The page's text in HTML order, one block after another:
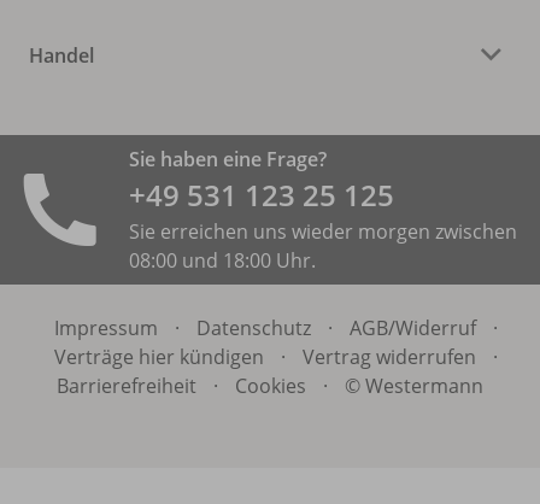
Handel
Sie haben eine Frage?
+49 531 ­123 25 125
Sie erreichen uns wieder morgen zwischen
08:00 und 18:00 Uhr.
Impressum · Datenschutz · AGB/Widerruf
·
Verträge hier kündigen
· Vertrag widerrufen
·
Barrierefreiheit
· Cookies · © Westermann